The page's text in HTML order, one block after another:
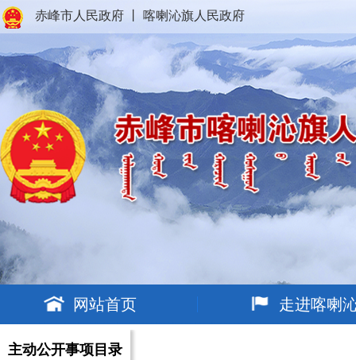
赤峰市人民政府 喀喇沁旗人民政府
网站首页 走进喀喇
主动公开事项目录